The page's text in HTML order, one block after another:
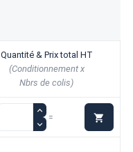
Quantité & Prix total HT
(Conditionnement x
Nbrs de colis)
= 